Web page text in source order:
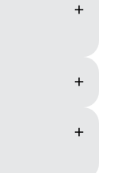
add
add
add